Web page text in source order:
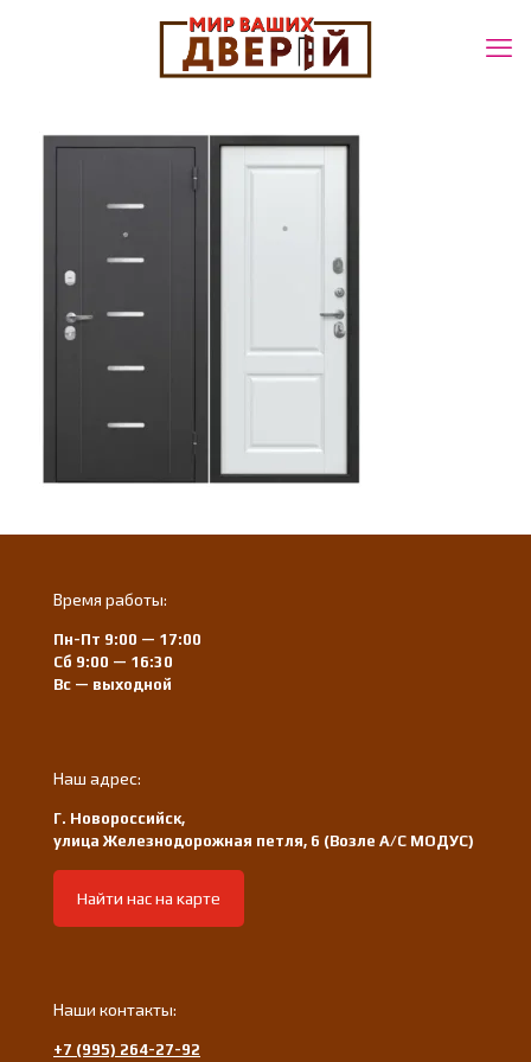
Время работы:
Пн-Пт 9:00 — 17:00
Сб 9:00 — 16:30
Вс — выходной
Наш адрес:
Г. Новороссийск,
улица Железнодорожная петля, 6 (Возле А/С МОДУС)
Найти нас на карте
Наши контакты:
+7 (995) 264-27-92